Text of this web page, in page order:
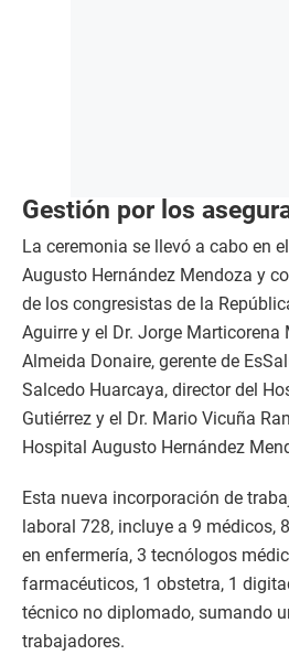
Gestión por los
La ceremonia se llevó a cabo en
Augusto Hernández Mendoza y
de los congresistas de la
Aguirre y el Dr. Jorge Marticorena
Almeida Donaire, gerente de
Salcedo Huarcaya, director del
Gutiérrez y el Dr. Mario Vicuña
Hospital Augusto Hernández
Esta nueva incorporación de
laboral 728, incluye a 9 médicos,
en enfermería, 3 tecnólogos
farmacéuticos, 1 obstetra, 1
técnico no diplomado, sumando
trabajadores.